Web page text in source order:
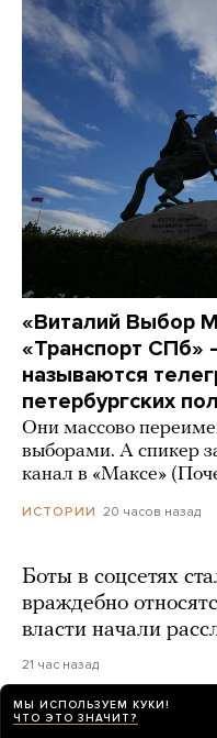
«Виталий Выбор
«Транспорт СПб»
называются
петербургских
Они массово
выборами. А спикер
канал в «Максе»
ИСТОРИИ 20 часов назад
Боты в соцсетях
враждебно
власти начали
21 час назад
Светлане
МЫ ИСПОЛЬЗУЕМ КУКИ!
ЧТО ЭТО ЗНАЧИТ?